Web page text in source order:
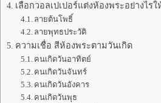
เลือกวอลเปเปอร์แต่งห้องพระอย่างไร
ลายต้นโพธิ์
ลายพุทธประวัติ
ความเชื่อ สีห้องพระตามวันเกิด
คนเกิดวันอาทิตย์
คนเกิดวันจันทร์
คนเกิดวันอังคาร
คนเกิดวันพุธ